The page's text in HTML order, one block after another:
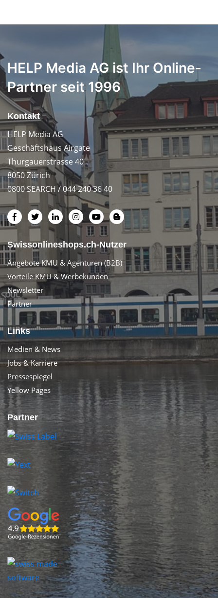
HELP Media AG ist Ihr Online-
Partner seit 1996
Kontakt
HELP Media AG
Geschäftshaus Airgate
Thurgauerstrasse 40
8050 Zürich
0800 SEARCH / 044 240 36 40
Swissonlineshops.ch-Nutzer
Angebote KMU & Agenturen (B2B)
Vorteile KMU & Werbekunden
Newsletter
Partner
Links
Medien & News
Jobs & Karriere
Pressespiegel
Yellow Pages
Partner